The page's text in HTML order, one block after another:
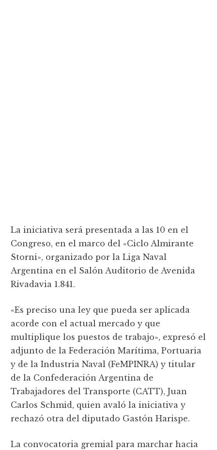
La iniciativa será presentada a las 10 en el
Congreso, en el marco del «Ciclo Almirante
Storni», organizado por la Liga Naval
Argentina en el Salón Auditorio de Avenida
Rivadavia 1.841.
«Es preciso una ley que pueda ser aplicada
acorde con el actual mercado y que
multiplique los puestos de trabajo», expresó el
adjunto de la Federación Marí­tima, Portuaria
y de la Industria Naval (FeMPINRA) y titular
de la Confederación Argentina de
Trabajadores del Transporte (CATT), Juan
Carlos Schmid, quien avaló la iniciativa y
rechazó otra del diputado Gastón Harispe.
La convocatoria gremial para marchar hacia